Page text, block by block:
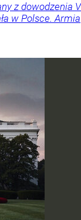
z dowodzenia V
w Polsce. Armia